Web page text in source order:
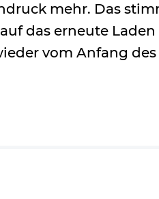
mehr. Das
das erneute Laden
vom Anfang